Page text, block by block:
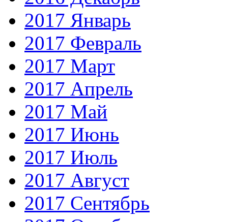
2017 Январь
2017 Февраль
2017 Март
2017 Апрель
2017 Май
2017 Июнь
2017 Июль
2017 Август
2017 Сентябрь